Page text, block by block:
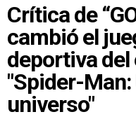
Crítica de
cambió el
deportiva
"Spider-Man:
universo"